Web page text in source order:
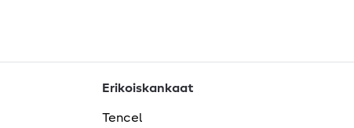
Erikoiskankaat
Tencel